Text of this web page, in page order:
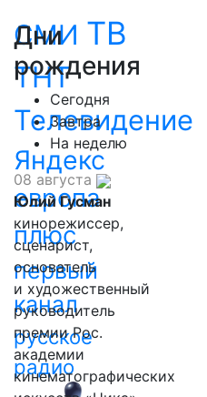
СМИ ТВ
ТНТ
Телевидение
Яндекс
европа
плюс
первый
канал
русское
радио
Дни
рождения
Сегодня
Завтра
На неделю
08 августа
Юлий Гусман
кинорежиссер,
сценарист,
основатель
и художественный
руководитель
премии Рос.
академии
кинематографических